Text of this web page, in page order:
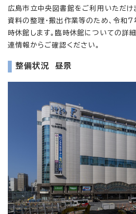
広島市立中央図書館をご利用いただけ
資料の整理・搬出作業等のため、令和7
時休館します。臨時休館についての詳
連情報からご確認ください。
整備状況 昼景